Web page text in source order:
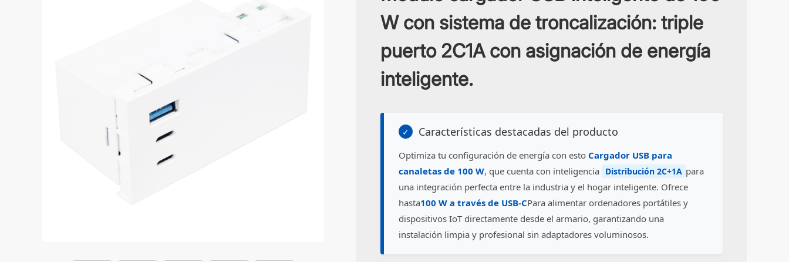
W con sistema de troncalización: triple
puerto 2C1A con asignación de energía
inteligente.
✓ Características destacadas del producto
Optimiza tu configuración de energía con esto Cargador USB para
canaletas de 100 W, que cuenta con inteligencia Distribución 2C+1A para
una integración perfecta entre la industria y el hogar inteligente. Ofrece
hasta100 W a través de USB-CPara alimentar ordenadores portátiles y
dispositivos IoT directamente desde el armario, garantizando una
instalación limpia y profesional sin adaptadores voluminosos.